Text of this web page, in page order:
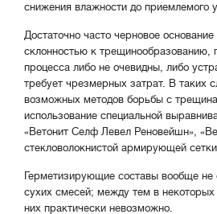
снижения влажности до приемлемого
Достаточно часто черновое
склонностью к трещинообразованию,
процесса либо не очевидны, либо
требует чрезмерных затрат. В таких
возможных методов борьбы с
использование специальной
«Ветонит Селф Левел Реновейшн»,
стекловолокнистой армирующей
Герметизирующие составы вообще не
сухих смесей; между тем в некоторых
них практически невозможно.